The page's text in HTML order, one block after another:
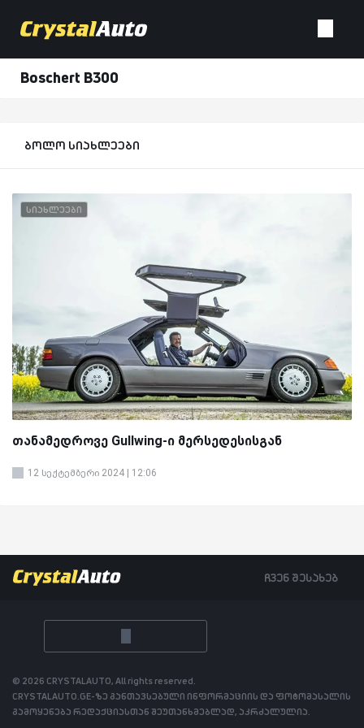
Boschert B300
ბოლო სიახლეები
სიახლეები
თანამედროვე Gullwing-ი მერსედესისგან
12 სექტემბერი 2024 | 12:06
ჩვენ შესახებ
© 2026 CRYSTALAUTO, All rights reserved.
CRYSTALAUTO.GE-ზე განთავსებული ინფორმაციის და ფოტომასალის
გამოყენება რედაქციასთან შეუთანხმებლად, აკრძალულია.